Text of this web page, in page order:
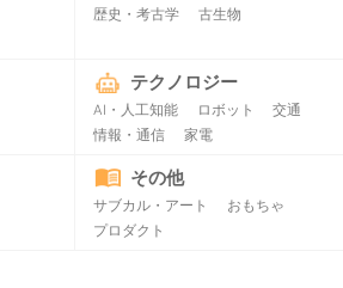
歴史・考古学 古生物
テクノロジー
AI・人工知能 ロボット
交通
情報・通信
家電
その他
サブカル・アート
おもちゃ
プロダクト